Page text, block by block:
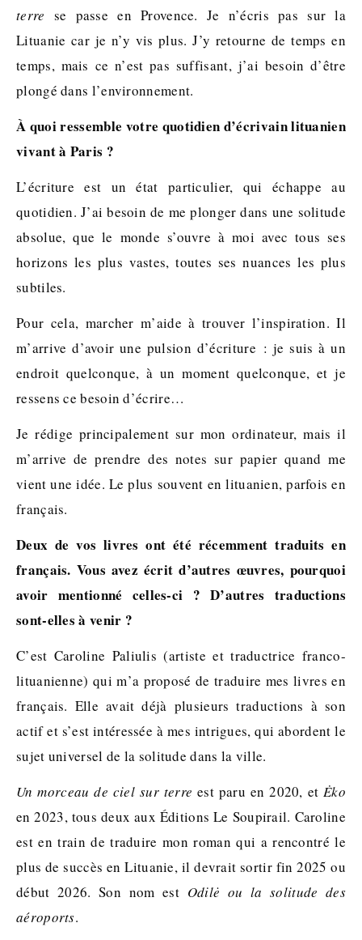
terre se passe en Provence. Je n’écris pas sur la
Lituanie car je n’y vis plus. J’y retourne de temps en
temps, mais ce n’est pas suffisant, j’ai besoin d’être
plongé dans l’environnement.
À quoi ressemble votre quotidien d’écrivain lituanien
vivant à Paris ?
L’écriture est un état particulier, qui échappe au
quotidien. J’ai besoin de me plonger dans une solitude
absolue, que le monde s’ouvre à moi avec tous ses
horizons les plus vastes, toutes ses nuances les plus
subtiles.
Pour cela, marcher m’aide à trouver l’inspiration. Il
m’arrive d’avoir une pulsion d’écriture : je suis à un
endroit quelconque, à un moment quelconque, et je
ressens ce besoin d’écrire…
Je rédige principalement sur mon ordinateur, mais il
m’arrive de prendre des notes sur papier quand me
vient une idée. Le plus souvent en lituanien, parfois en
français.
Deux de vos livres ont été récemment traduits en
français. Vous avez écrit d’autres œuvres, pourquoi
avoir mentionné celles-ci ? D’autres traductions
sont-elles à venir ?
C’est Caroline Paliulis (artiste et traductrice franco-
lituanienne) qui m’a proposé de traduire mes livres en
français. Elle avait déjà plusieurs traductions à son
actif et s’est intéressée à mes intrigues, qui abordent le
sujet universel de la solitude dans la ville.
Un morceau de ciel sur terre est paru en 2020, etĖko
en 2023, tous deux aux Éditions Le Soupirail. Caroline
est en train de traduire mon roman qui a rencontré le
plus de succès en Lituanie, il devrait sortir fin 2025 ou
début 2026. Son nom est Odilė ou la solitude des
aéroports.